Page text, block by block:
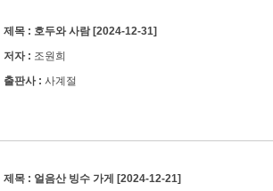
제목 : 호두와 사람[2024-12-31]
저자 : 조원희
출판사 : 사계절
제목 : 얼음산 빙수 가게 [2024-12-21]